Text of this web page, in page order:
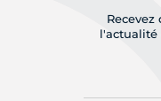
l'actualité